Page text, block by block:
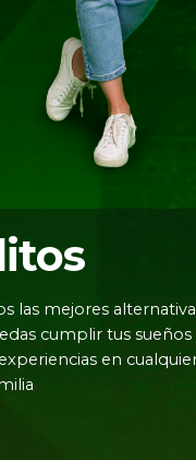
las mejores
cumplir tus
en